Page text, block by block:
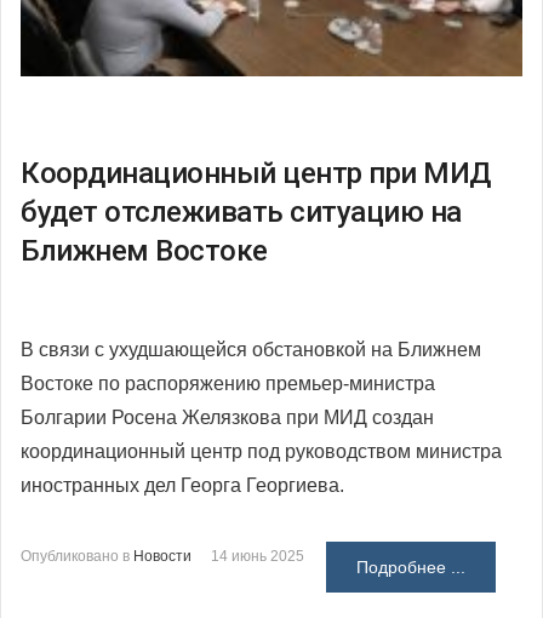
Координационный центр при МИД
будет отслеживать ситуацию на
Ближнем Востоке
В связи с ухудшающейся обстановкой на Ближнем
Востоке по распоряжению премьер-министра
Болгарии Росена Желязкова при МИД создан
координационный центр под руководством министра
иностранных дел Георга Георгиева.
Опубликовано в Новости 14 июнь 2025
Подробнее ...